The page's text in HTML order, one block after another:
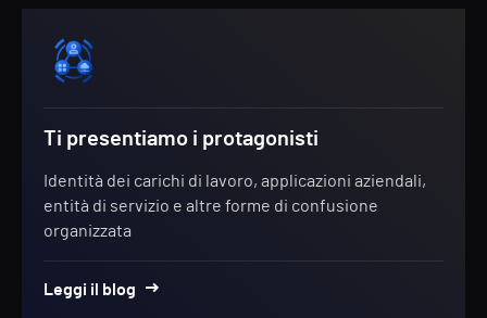
Ti presentiamo i protagonisti
Identità dei carichi di lavoro, applicazioni aziendali,
entità di servizio e altre forme di confusione
organizzata
Leggi il blog